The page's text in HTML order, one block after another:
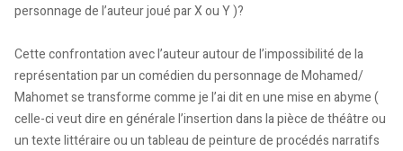
personnage de l’auteur joué par X ou Y )?
Cette confrontation avec l’auteur autour de l’impossibilité de la
représentation par un comédien du personnage de Mohamed/
Mahomet se transforme comme je l’ai dit en une mise en abyme (
celle-ci veut dire en générale l’insertion dans la pièce de théâtre ou
un texte littéraire ou un tableau de peinture de procédés narratifs